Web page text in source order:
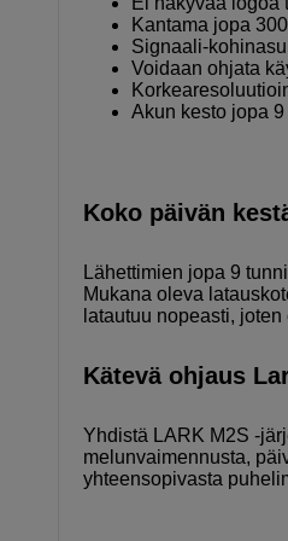
Kantama jopa
Signaali-
Voidaan ohjata
Akun kesto jopa 9
Koko päivän
Lähettimien jopa 9
Mukana oleva
latautuu nopeasti,
Kätevä ohjaus
Yhdistä LARK M2S -
melunvaimennusta,
yhteensopivasta